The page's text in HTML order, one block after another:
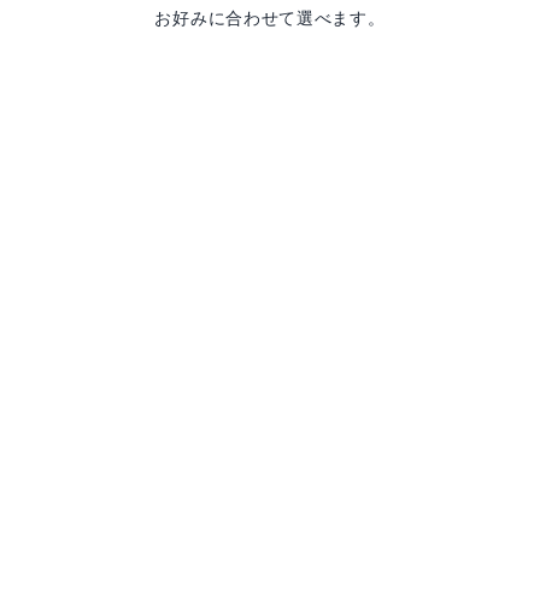
お好みに合わせて選べます。